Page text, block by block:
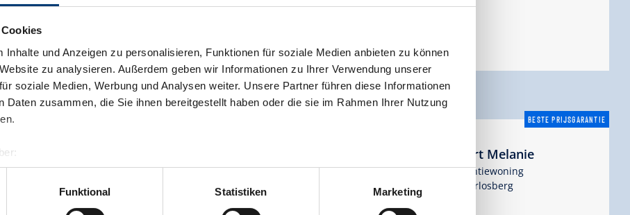
Inhalte und Anzeigen zu personalisieren, Funktionen für soziale Medien anbieten zu können
zu analysieren. Außerdem geben wir Informationen zu Ihrer Verwendung unserer
soziale Medien, Werbung und Analysen weiter. Unsere Partner führen diese Informationen
Daten zusammen, die Sie ihnen bereitgestellt haben oder die sie im Rahmen Ihrer Nutzung
GmbH & Co KG
Funktional Statistiken Marketing
🔮 🜉🞷🔮
Zell am Ziller
een andere bezoeker kijkt
BESTE PRIJSGARANTIE
Apart Melanie
Vakantiewoning
Gerlosberg